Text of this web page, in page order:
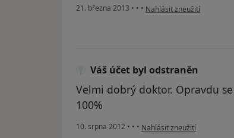
21. března 2013 • • • podle názoru uživatele
Nahlásit zneužití
Váš účet byl odstraněn
Velmi dobrý doktor. Opravdu
100%
10. srpna 2012 • • • podle názoru uživatele Váš
Nahlásit zneužití